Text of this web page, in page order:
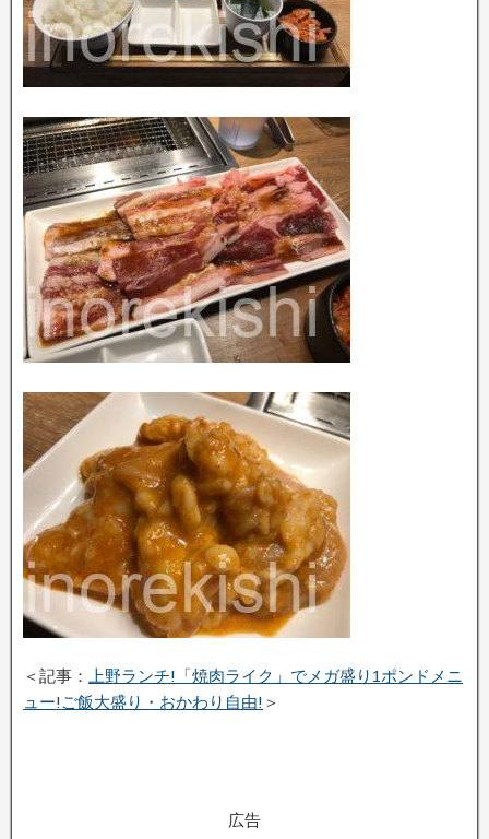
＜記事：
上野ランチ!「焼肉ライク」でメガ盛り1ポンドメニ
ュー!ご飯大盛り・おかわり自由! ＞
広告